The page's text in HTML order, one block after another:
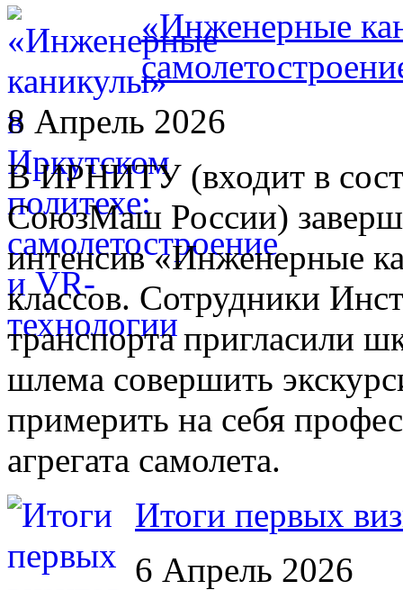
«Инженерные
8 Апрель 2026
В ИРНИТУ (входит в
СоюзМаш России)
интенсив «Инженерные
классов. Сотрудники
транспорта пригласили
шлема совершить
примерить на себя
агрегата самолета.
Итоги первых
6 Апрель 2026